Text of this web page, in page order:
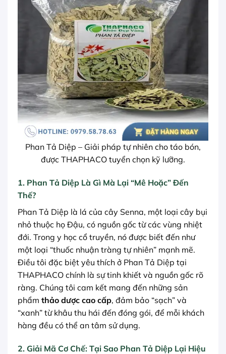
Phan Tả Diệp – Giải pháp tự nhiên cho táo bón,
được THAPHACO tuyển chọn kỹ lưỡng.
1. Phan Tả Diệp Là Gì Mà Lại “Mê Hoặc” Đến
Thế?
Phan Tả Diệp là lá của cây Senna, một loại cây bụi
nhỏ thuộc họ Đậu, có nguồn gốc từ các vùng nhiệt
đới. Trong y học cổ truyền, nó được biết đến như
một loại “thuốc nhuận tràng tự nhiên” mạnh mẽ.
Điều tôi đặc biệt yêu thích ở Phan Tả Diệp tại
THAPHACO chính là sự tinh khiết và nguồn gốc rõ
ràng. Chúng tôi cam kết mang đến những sản
phẩm thảo dược cao cấp, đảm bảo “sạch” và
“xanh” từ khâu thu hái đến đóng gói, để mỗi khách
hàng đều có thể an tâm sử dụng.
2. Giải Mã Cơ Chế: Tại Sao Phan Tả Diệp Lại Hiệu